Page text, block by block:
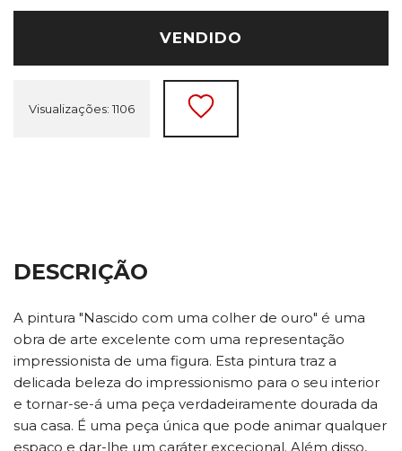
VENDIDO
Visualizações: 1106
DESCRIÇÃO
A pintura "Nascido com uma colher de ouro" é uma
obra de arte excelente com uma representação
impressionista de uma figura. Esta pintura traz a
delicada beleza do impressionismo para o seu interior
e tornar-se-á uma peça verdadeiramente dourada da
sua casa. É uma peça única que pode animar qualquer
espaço e dar-lhe um caráter excecional. Além disso,